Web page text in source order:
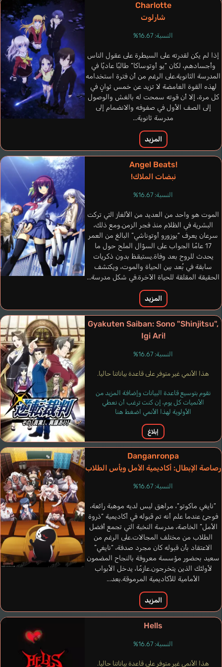
Narciso Flávia
برتغالي
Escalante Ileana
إسباني
Chambers Dani
إنجليزي
Sakuraba Neku
Uchiyama Kouki
Gomes Rodrygo
برتغالي
Winslow Marc
إنجليزي
777
Sakaguchi Shuuhei
Fajardo Ricco
إنجليزي
Charlotte
شارلوت
النسبة: 16.67%
إذا لم يكن لقدرته على السيطرة على عقول الناس
وأجسادهم، لكان “يو أوتوساكا” طالبًا عاديًا في
المدرسة الثانوية.على الرغم من أن فترة استخدامه
لهذه القوة الغامضة لا تزيد عن خمس ثوانٍ في
كل مرة، إلا أن قوته سمحت له بالغش والوصول
إلى الصف الأول في صفوفه والانضمام إلى
مدرسة ثانوية...
المزيد
Angel Beats!
نبضات الملاك!
النسبة: 16.67%
الموت هو واحد من العديد من الألغاز التي تركت
البشرية في الظلام منذ فجر الزمن.ومع ذلك،
سرعان يعرف “يوزورو أوتوناشي” البالغ من العمر
17 عامًا الجواب على السؤال الملح حول ما
يحدث للروح بعد وفاة.يستيقظ بدون ذكريات
سابقة في بُعد بين الحياة والموت، ويكتشف
الحقيقة المقلقة للحياة الآخرة.في شكل مدرسة...
المزيد
Gyakuten Saiban: Sono "Shinjitsu",
Igi Ari!
النسبة: 16.67%
هذا الأنمي غير متوفر على قاعدة بياناتنا حاليا.
نقوم بتوسيع قاعدة البيانات وإضافة المزيد من
الأنميات كل يوم، إن كنت ترغب أن نعطي
الأولوية لهذا الأنمي اضغط هنا
إبلاغ
Danganronpa
رصاصة الإبطال: أكاديمية الأمل ويأس الطلاب
النسبة: 16.67%
“نايغي ماكوتو“، مراهق ليس لديه موهبة رائعة،
فوجئ عندما علم أنه تم قبوله في أكاديمية “ذروة
الأمل” الخاصة، مدرسة النخبة التي تجمع أفضل
الطلاب من مختلف المجالات.على الرغم من
الاعتقاد بأن قبوله كان مجرد صدفة، “نايغي”
سعيد بحضور مؤسسة معروفة بالنجاح المضمون
لأولئك الذين يتخرجون.عازمًا، يدخل الأبواب
الأمامية للأكاديمية المرموقة.بعد...
المزيد
Hells
النسبة: 16.67%
هذا الأنمي غير متوفر على قاعدة بياناتنا حاليا.